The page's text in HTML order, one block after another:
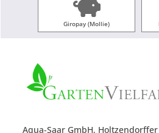
Giropay (Mollie)
Aqua-Saar GmbH,